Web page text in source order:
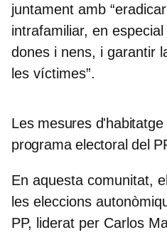
juntament amb
intrafamiliar, en
dones i nens, i garantir
les víctimes”.
Les mesures
programa electoral del
En aquesta comunitat,
les eleccions
PP, liderat per Carlos